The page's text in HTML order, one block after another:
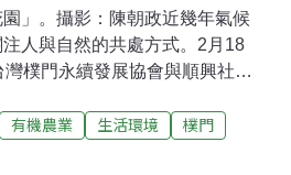
」。攝影：陳朝政近幾年氣候
人與自然的共處方式。2月18
樸門永續發展協會與順興社區
自美國的Gregory Crawford兩位
灣各地的學員，運用樸門永續
有機農業 生活環境
樸門